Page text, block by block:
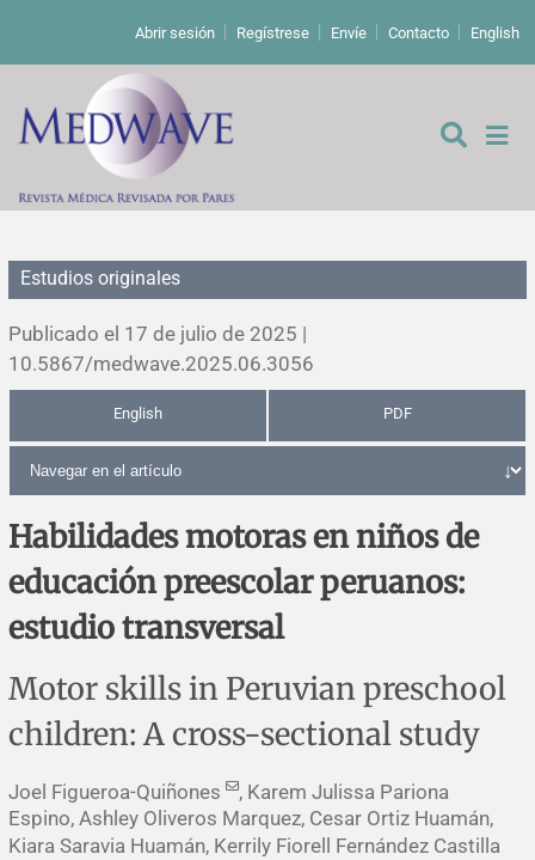
Abrir sesión Regístrese Envíe Contacto English
De los editores
Editoriales
Comentarios
Cartas a los editores
Errata y notas de reserva
Agradecimientos
Impressum
Estudios originales
Estudios cualitativos
Revisiones sistemáticas
Protocolos
Evaluaciones económicas
Análisis
Revisiones clínicas
Artículos de revisión
Notas metodológicas
Comunicaciones breves
Problemas de salud pública
Notas históricas y reseñas
Ensayos
Reporte de caso
Notas técnicas
Práctica clínica
Descripción
Política de cobros
Políticas editoriales
Estudios originales
Publicado el 17 de julio de 2025 |
10.5867/medwave.2025.06.3056
English PDF
Habilidades motoras en niños de
educación preescolar peruanos:
estudio transversal
Motor skills in Peruvian preschool
children: A cross-sectional study
Joel Figueroa-Quiñones
, Karem Julissa Pariona
Espino, Ashley Oliveros Marquez, Cesar Ortiz Huamán,
Kiara Saravia Huamán, Kerrily Fiorell Fernández Castilla